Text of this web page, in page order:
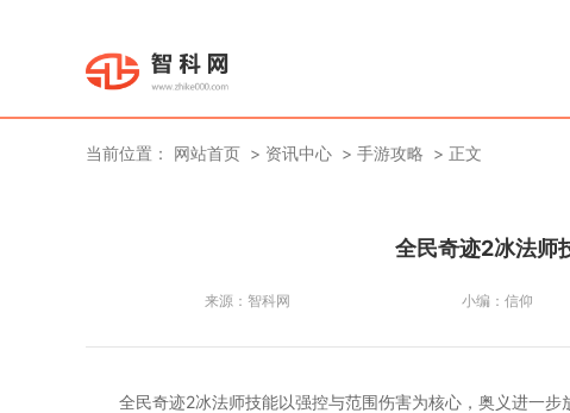
当前位置： 网站首页 资讯中心 手游攻略 正文
全民奇迹2冰法师
来源： 智科网 小编： 信仰
全民奇迹2冰法师技能以强控与范围伤害为核心，奥义进一